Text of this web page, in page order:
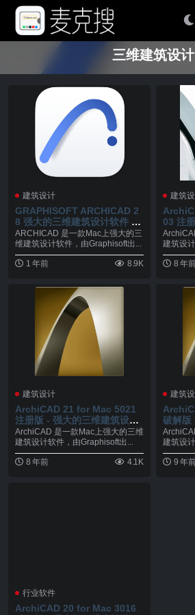
三维建筑设计
建筑设计
GRAPHISOFT ARCHICAD 2
8 强大的三维建筑设计软件 v2
8.2.0
ARCHICAD 是一款Mac上强大的三
维建筑设计软件，由Graphisoft出...
1 年前 8.9K
建筑
03 注
计软件
建筑设
8 年
建筑设计
ArchiCAD 21 for Mac 5021
注册版 - 强大的三维建筑设计
软件
ArchiCAD 是一款Mac上强大的三维
建筑设计软件，由Graphisoft出...
8 年前 4.1K
建筑
破解版
软件
建筑设
9 年
行业软件
ArchiCAD 20 for Mac 3016